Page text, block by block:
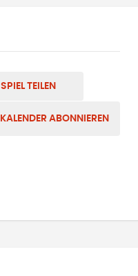
SPIEL TEILEN
KALENDER ABONNIEREN